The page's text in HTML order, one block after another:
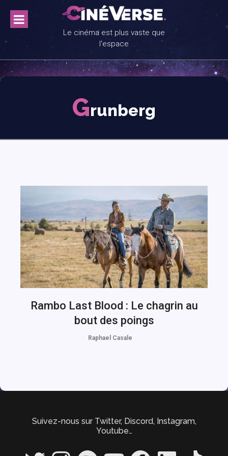
content
Le cinéma est plus vaste que
l'espace
Grunberg
Rambo Last Blood : Le chagrin au
bout des poings
Raphael Casale
Suivez-nous sur Twitter, Discord, Instagram,
Youtube…
Twitter InstagramSpotify YouTube FacebookLinkedIn TikTok